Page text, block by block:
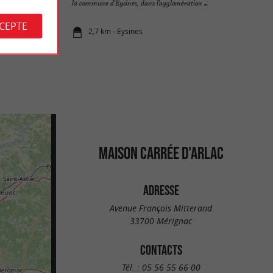
...
la commune d’Eysines, dans l’agglomération ...
2,7 km - Eysines
MAISON CARRÉE D'ARLAC
ADRESSE
Avenue François Mitterand
33700 Mérignac
CONTACTS
Tél. : 05 56 55 66 00